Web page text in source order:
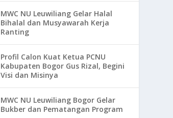
MWC NU Leuwiliang Gelar Halal
Bihalal dan Musyawarah Kerja
Ranting
Profil Calon Kuat Ketua PCNU
Kabupaten Bogor Gus Rizal, Begini
Visi dan Misinya
MWC NU Leuwiliang Bogor Gelar
Bukber dan Pematangan Program